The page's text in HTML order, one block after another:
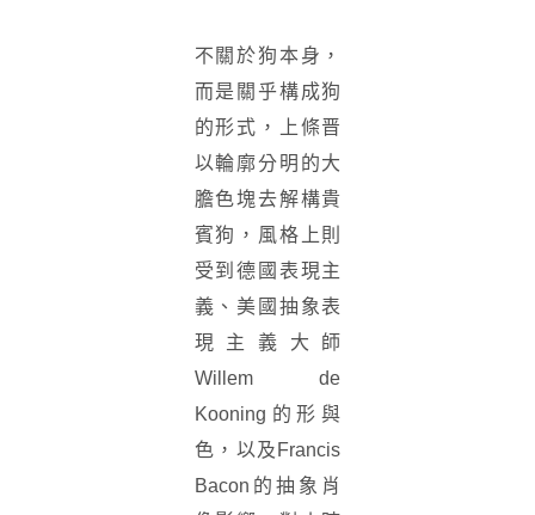
不關於狗本身，
而是關乎構成狗
的形式，上條晋
以輪廓分明的大
膽色塊去解構貴
賓狗，風格上則
受到德國表現主
義、美國抽象表
現主義大師
Willem de
Kooning的形與
色，以及Francis
Bacon的抽象肖